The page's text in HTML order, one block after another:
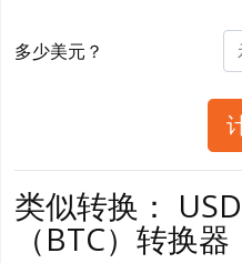
多少美元？
类似转换：
（BTC）转换器